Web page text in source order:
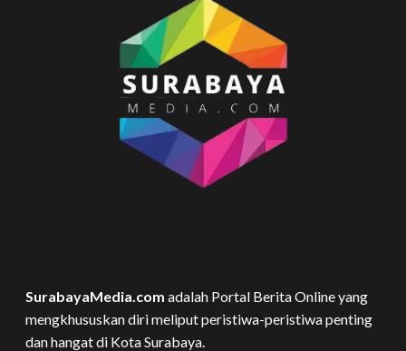
SurabayaMedia.com adalah Portal Berita Online yang
mengkhususkan diri meliput peristiwa-peristiwa penting
dan hangat di Kota Surabaya.